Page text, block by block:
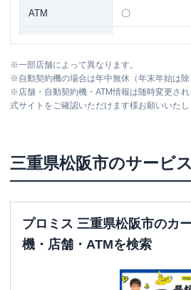
ATM 〇
住所 三重県松阪市船
名称 三菱ＵＦＪ銀行
日祝：-
ATM営業時間
土曜：7：00～24
日祝：7：00～24
ATM 〇
〇
※一部店舗によって異なります。
※自動契約機の場合は年中無休（年末年始は除
※店舗・自動契約機・ATM情報は随時変更さ
式サイトをご確認いただけます様お願いいたし
三重県松阪市のサービ
プロミス 三重県松阪市のカ
機・店舗・ATMを検索